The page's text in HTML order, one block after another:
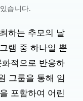
습니다.
하는 추모의 날
램 중 하나일 뿐
적으로 반응하
그룹을 통해 임
포함하여 어린